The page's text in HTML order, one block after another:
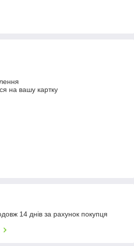
на вашу картку
14 днів за рахунок покупця